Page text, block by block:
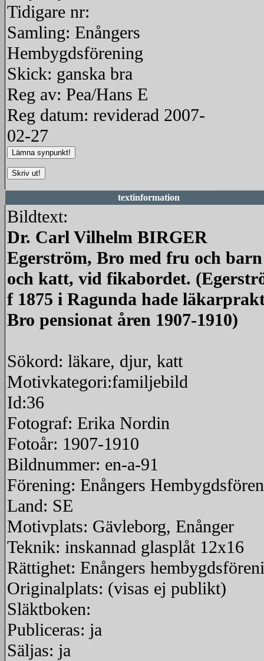
Tidigare nr:
Samling: Enångers
Hembygdsförening
Skick: ganska bra
Reg av: Pea/Hans E
Reg datum: reviderad 2007-
02-27
textinformation
Bildtext:
Dr. Carl Vilhelm BIRGER
Egerström, Bro med fru och barn
och katt, vid fikabordet.
f 1875 i Ragunda hade
Bro pensionat åren 1907-1910)
Sökord: läkare, djur, katt
Motivkategori:familjebild
Id:36
Fotograf: Erika Nordin
Fotoår: 1907-1910
Bildnummer: en-a-91
Förening: Enångers
Land: SE
Motivplats: Gävleborg, Enånger
Teknik: inskannad glasplåt 12x16
Rättighet: Enångers
Originalplats: (visas ej publikt)
Släktboken:
Publiceras: ja
Säljas: ja